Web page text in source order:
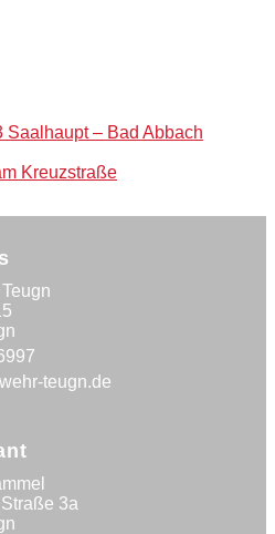
Saalhaupt – Bad Abbach
Kreuzstraße
teugn.de
Straße 3a